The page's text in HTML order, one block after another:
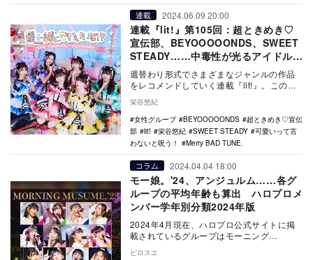
連載 2024.06.09 20:00
連載『lit!』第105回：超ときめき♡
宣伝部、BEYOOOOONDS、SWEET
STEADY……中毒性が光るアイドル新
譜5選
週替わり形式でさまざまなジャンルの作品
をレコメンドしていく連載『lit!』。この記
BEYOOOOON…
栄谷悠紀
女性グループ
BEYOOOOONDS
超ときめき♡宣伝
部
lit! 栄谷悠紀 SWEET STEADY
可愛いって言
わないと呪う！
Merry BAD TUNE.
コラム 2024.04.04 18:00
モー娘。'24、アンジュルム……各グ
ループの平均年齢も算出 ハロプロメ
ンバー学年別分類2024年版
2024年4月現在、ハロプロ公式サイトに掲
載されているグループはモーニング
ば…
ピロスエ